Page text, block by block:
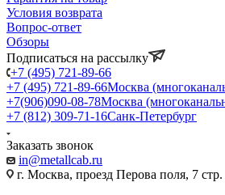
Условия возврата
Вопрос-ответ
Обзоры
Подписаться на рассылку
+7 (495) 721-89-66
+7 (495) 721-89-66Москва
+7(906)090-08-78Москва
+7 (812) 309-71-16Санк-Петербург
Заказать звонок
in@metallcab.ru
г. Москва, проезд Перова поля, 7 стр.